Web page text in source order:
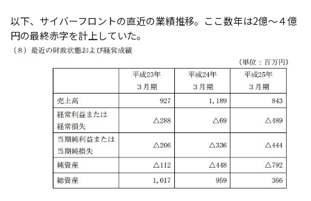
以下、サイバーフロントの直近の業績推移。ここ数年は2億～４億
円の最終赤字を計上していた。